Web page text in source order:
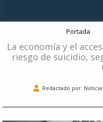
Portada
La economía y el
riesgo de suicidio,
Redactado por: